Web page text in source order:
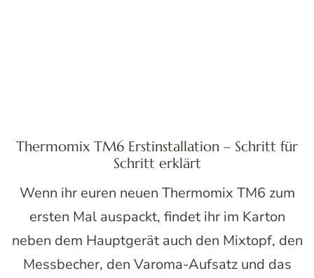
Thermomix TM6 Erstinstallation – Schritt für
Schritt erklärt
Wenn ihr euren neuen Thermomix TM6 zum
ersten Mal auspackt, findet ihr im Karton
neben dem Hauptgerät auch den Mixtopf, den
Messbecher, den Varoma-Aufsatz und das